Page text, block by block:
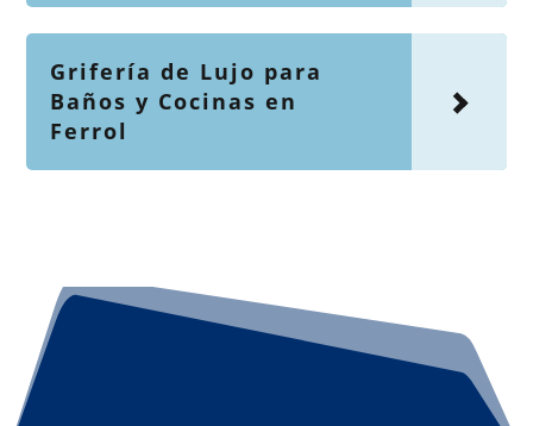
Grifería de Lujo para
Baños y Cocinas en
Ferrol